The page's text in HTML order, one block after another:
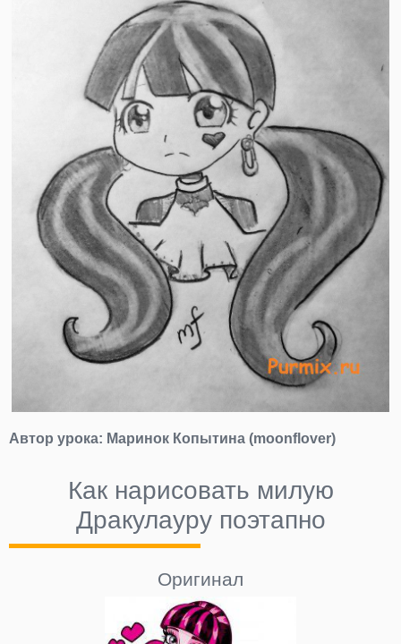
Автор урока: Маринок Копытина (moonflover)
Как нарисовать милую
Дракулауру поэтапно
Оригинал